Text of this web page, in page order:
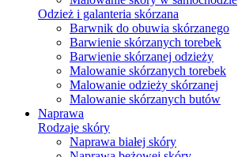
Odzież i galanteria skórzana
Barwnik do obuwia skórzanego
Barwienie skórzanych torebek
Barwienie skórzanej odzieży
Malowanie skórzanych torebek
Malowanie odzieży skórzanej
Malowanie skórzanych butów
Naprawa
Rodzaje skóry
Naprawa białej skóry